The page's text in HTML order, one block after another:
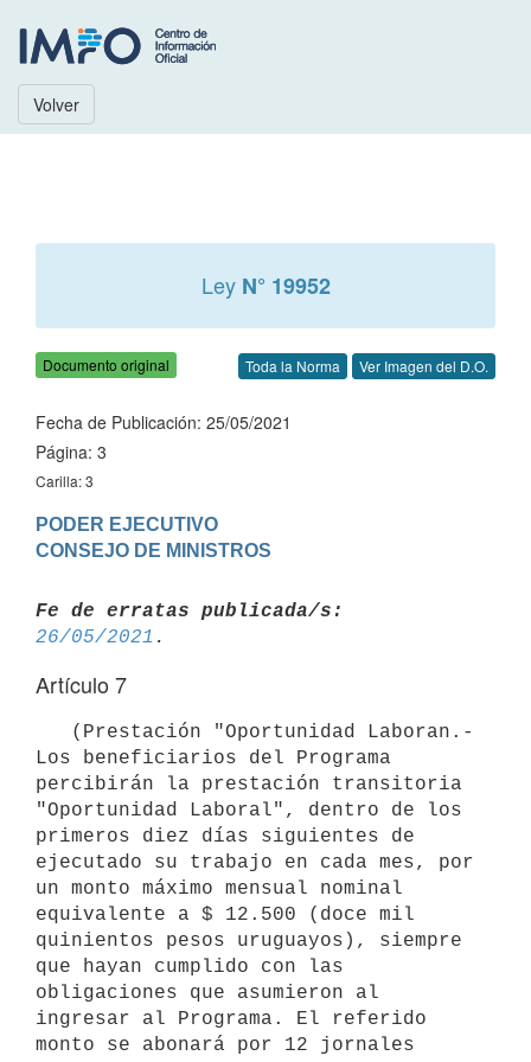
Volver
Ley N° 19952
Documento original Toda la Norma Ver Imagen del D.O.
Fecha de Publicación: 25/05/2021
Página: 3
Carilla: 3
PODER EJECUTIVO
Fe de erratas publicada/s:
26/05/2021
Artículo 7
Los beneficiarios del Programa
percibirán la prestación transitoria
"Oportunidad Laboral", dentro de los
primeros diez días siguientes de
ejecutado su trabajo en cada mes, por
un monto máximo mensual nominal
equivalente a $ 12.500 (doce mil
quinientos pesos uruguayos), siempre
que hayan cumplido con las
obligaciones que asumieron al
ingresar al Programa. El referido
monto se abonará por 12 jornales